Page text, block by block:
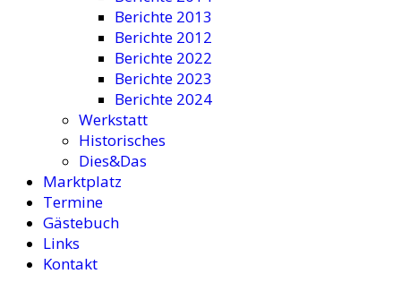
Berichte 2013
Berichte 2012
Berichte 2022
Berichte 2023
Berichte 2024
Werkstatt
Historisches
Dies&Das
Marktplatz
Termine
Gästebuch
Links
Kontakt